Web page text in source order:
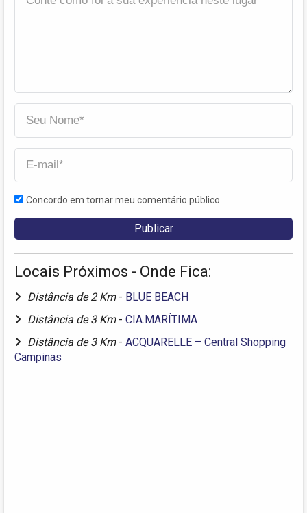
Concordo em tornar meu comentário público
Locais Próximos - Onde Fica:
Distância de 2 Km - BLUE BEACH
Distância de 3 Km - CIA.MARÍTIMA
Distância de 3 Km - ACQUARELLE – Central Shopping
Campinas